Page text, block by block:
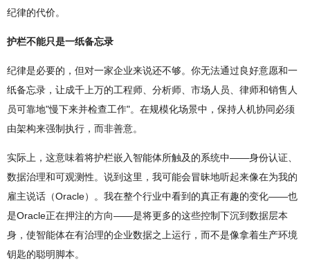
纪律的代价。
护栏不能只是一纸备忘录
纪律是必要的，但对一家企业来说还不够。你无法通过良好意愿和一
纸备忘录，让成千上万的工程师、分析师、市场人员、律师和销售人
员可靠地"慢下来并检查工作"。在规模化场景中，保持人机协同必须
由架构来强制执行，而非善意。
实际上，这意味着将护栏嵌入智能体所触及的系统中——身份认证、
数据治理和可观测性。说到这里，我可能会冒昧地听起来像在为我的
雇主说话（Oracle）。我在整个行业中看到的真正有趣的变化——也
是Oracle正在押注的方向——是将更多的这些控制下沉到数据层本
身，使智能体在有治理的企业数据之上运行，而不是像拿着生产环境
钥匙的聪明脚本。